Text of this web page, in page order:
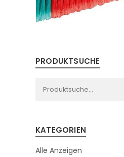
PRODUKTSUCHE
KATEGORIEN
Alle Anzeigen